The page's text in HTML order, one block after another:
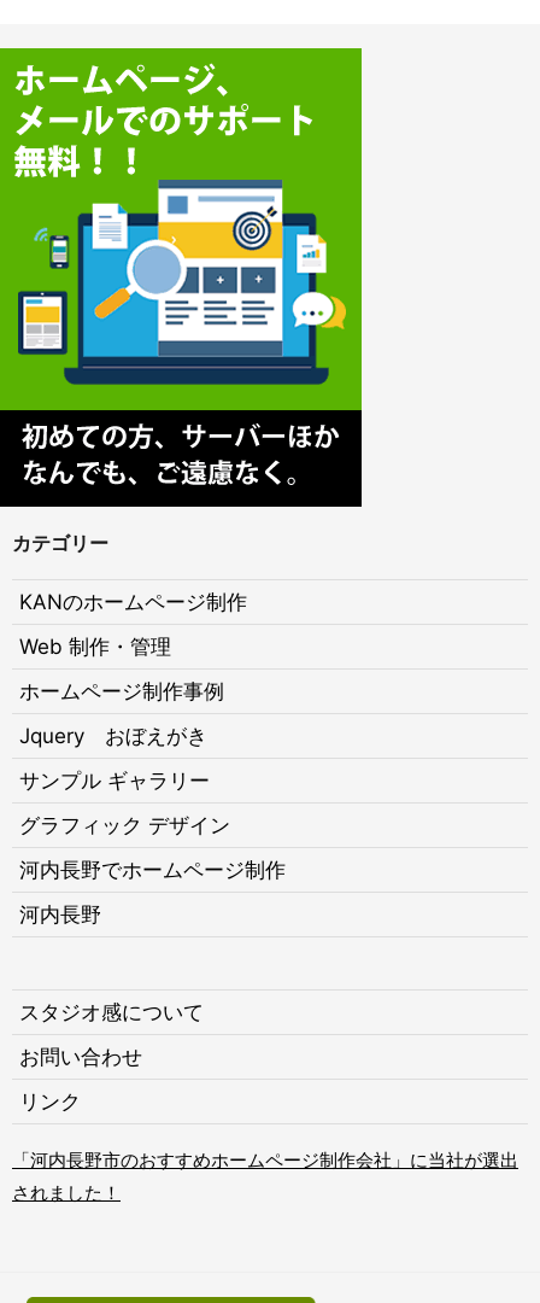
カテゴリー
KANのホームページ制作
Web 制作・管理
ホームページ制作事例
Jquery おぼえがき
サンプル ギャラリー
グラフィック デザイン
河内長野でホームページ制作
河内長野
スタジオ感について
お問い合わせ
リンク
「河内長野市のおすすめホームページ制作会社」に当社が選出
されました！